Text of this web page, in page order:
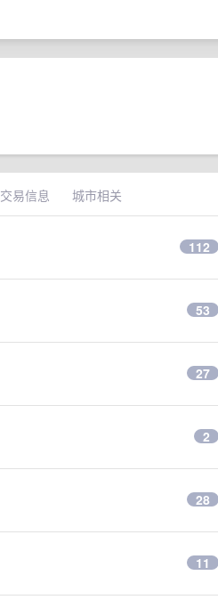
交易信息 城市相关
112
53
27
2
28
11